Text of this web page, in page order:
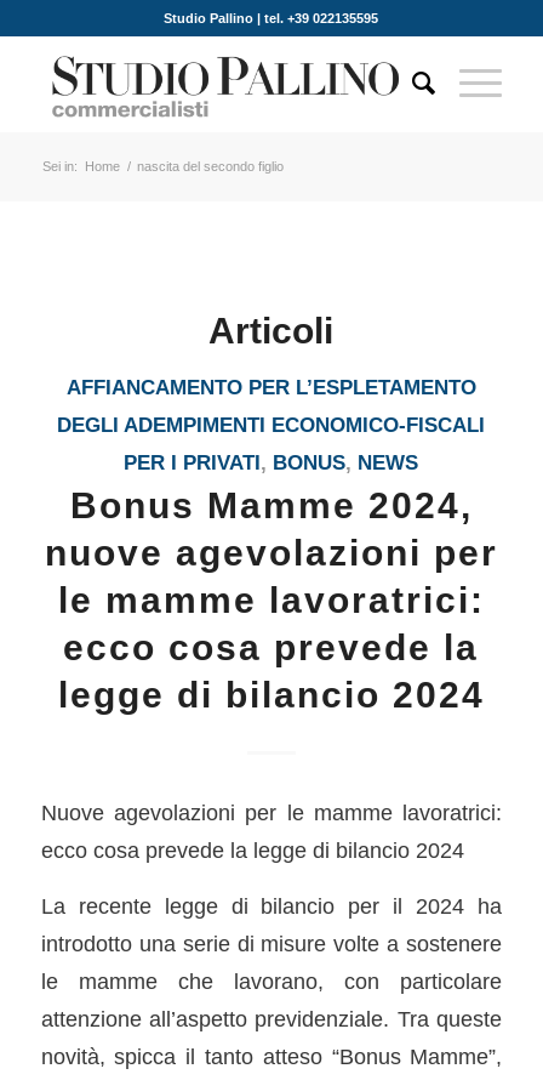
Studio Pallino | tel. +39 022135595
Sei in: Home / nascita del secondo figlio
Articoli
AFFIANCAMENTO PER L’ESPLETAMENTO
DEGLI ADEMPIMENTI ECONOMICO-FISCALI
PER I PRIVATI, BONUS, NEWS
Bonus Mamme 2024,
nuove agevolazioni per
le mamme lavoratrici:
ecco cosa prevede la
legge di bilancio 2024
Nuove agevolazioni per le mamme lavoratrici:
ecco cosa prevede la legge di bilancio 2024
La recente legge di bilancio per il 2024 ha
introdotto una serie di misure volte a sostenere
le mamme che lavorano, con particolare
attenzione all’aspetto previdenziale. Tra queste
novità, spicca il tanto atteso “Bonus Mamme”,